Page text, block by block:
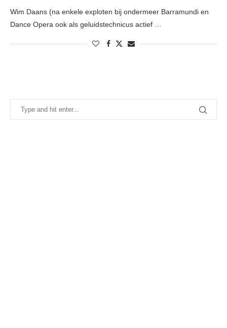
Wim Daans (na enkele exploten bij ondermeer Barramundi en
Dance Opera ook als geluidstechnicus actief …